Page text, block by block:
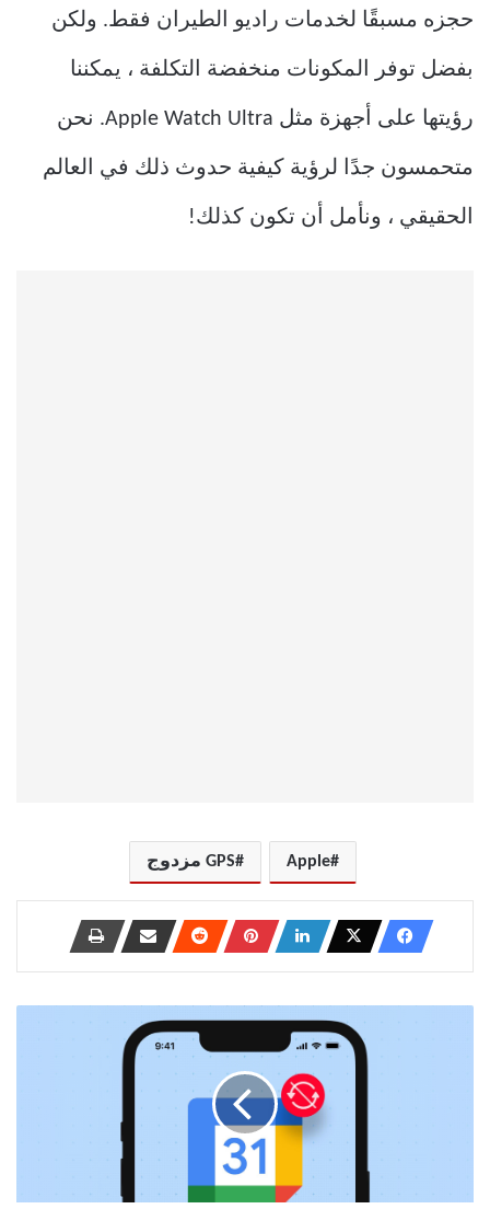
حجزه مسبقًا لخدمات راديو الطيران فقط. ولكن
بفضل توفر المكونات منخفضة التكلفة ، يمكننا
رؤيتها على أجهزة مثل Apple Watch Ultra. نحن
متحمسون جدًا لرؤية كيفية حدوث ذلك في العالم
الحقيقي ، ونأمل أن تكون كذلك!
Apple GPS مزدوج
على